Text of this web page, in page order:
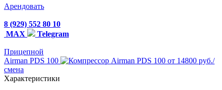
Арендовать
8 (929) 552 80 10
MAX
Telegram
Прицепной
Airman PDS 100
от 14800 руб./
смена
Характеристики